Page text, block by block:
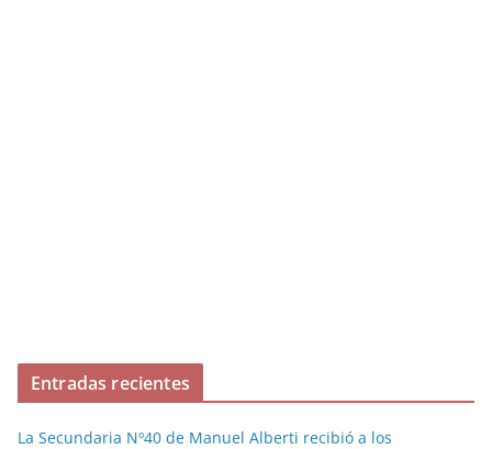
Entradas recientes
La Secundaria Nº40 de Manuel Alberti recibió a los